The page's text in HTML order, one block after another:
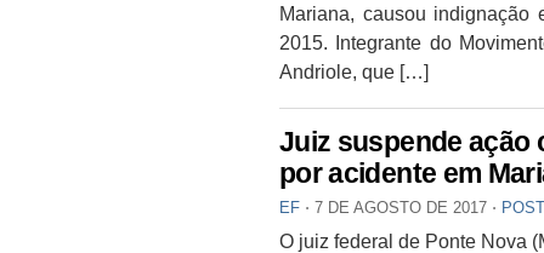
Mariana, causou indignação
2015. Integrante do
Andriole, que […]
Juiz suspende ação
por acidente em
EF ⋅ 7 DE AGOSTO DE 2017 ⋅
O juiz federal de Ponte Nova